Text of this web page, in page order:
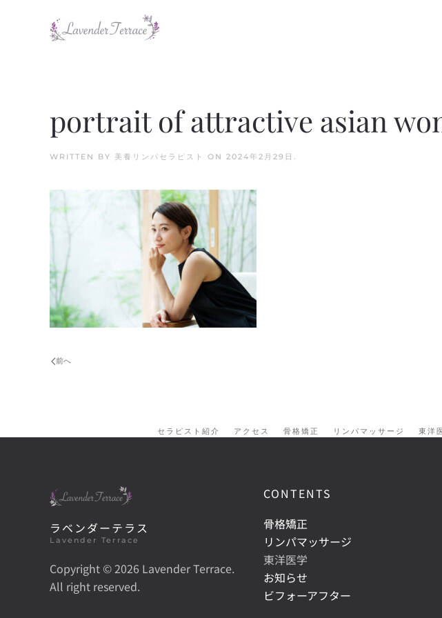
Skip to main content
portrait of attractive asian
WRITTEN BY 美養リンパセラピスト ON 2024年2月29日 .
前へ
セラピスト紹介 アクセス 骨格矯正 リンパマッサージ 東洋
ラベンダーテラス
Lavender Terrace
Copyright ©2026 Lavender Terrace.
All right reserved.
CONTENTS
骨格矯正
リンパマッサージ
東洋医学
お知らせ
ビフォーアフター